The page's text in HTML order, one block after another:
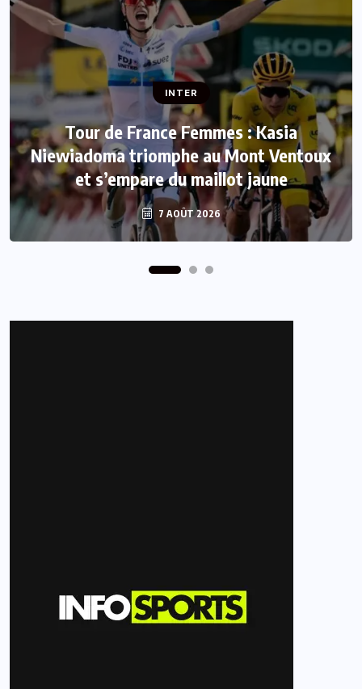
INTER
Tour de France Femmes : Kasia
Niewiadoma triomphe au Mont Ventoux
et s’empare du maillot jaune
7 AOÛT 2026
INTER
Mercato : Le FC Barcelone s’offre Rodri
pour 50 millions d’euros
7 AOÛT 2026